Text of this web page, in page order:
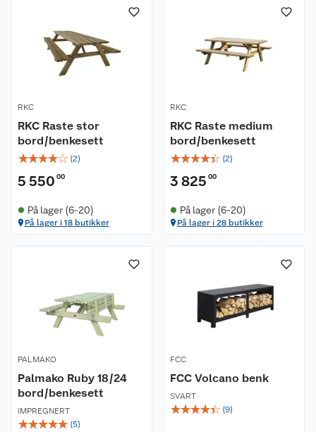
RKC
RKC Raste stor
bord/benkesett
☆☆☆☆☆ (2)
5 550 00
På lager (6-20)
På lager i 18 butikker
RKC
RKC Raste medium
bord/benkesett
☆☆☆☆☆ (2)
3 825 00
På lager (6-20)
På lager i 28 butikker
PALMAKO
Palmako Ruby 18/24
bord/benkesett
IMPREGNERT
☆☆☆☆☆ (5)
FCC
FCC Volcano benk
SVART
☆☆☆☆☆ (9)